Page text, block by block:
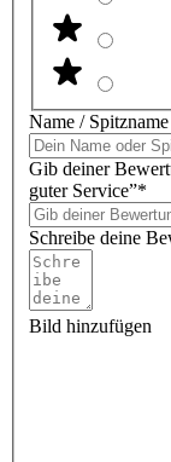
Name / Spitzname
Gib deiner
guter Service”*
Schreibe deine
Bild hinzufügen